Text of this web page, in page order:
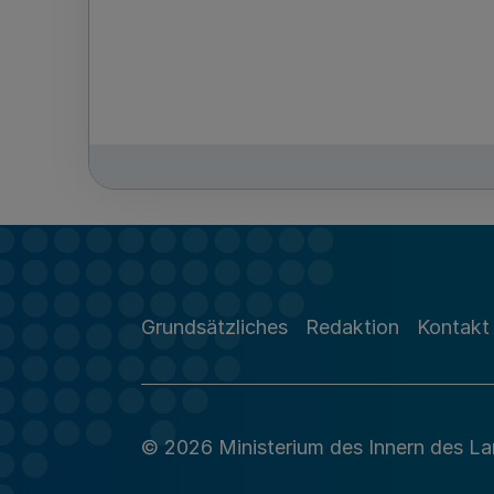
Grundsätzliches Redaktion Kontakt
© 2026 Ministerium des Innern des